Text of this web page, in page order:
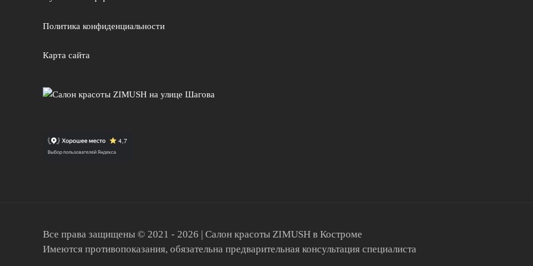
Политика конфиденциальности
Карта сайта
Все права защищены © 2021 - 2026 | Салон красоты ZIMUSH в Костроме
Имеются противопоказания, обязательна предварительная консультация специалиста